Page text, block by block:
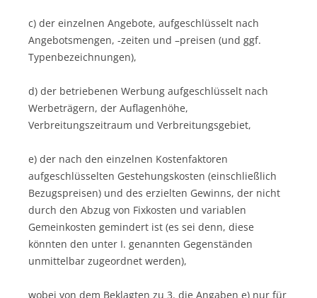
c) der einzelnen Angebote, aufgeschlüsselt nach
Angebotsmengen, -zeiten und –preisen (und ggf.
Typenbezeichnungen),
d) der betriebenen Werbung aufgeschlüsselt nach
Werbeträgern, der Auflagenhöhe,
Verbreitungszeitraum und Verbreitungsgebiet,
e) der nach den einzelnen Kostenfaktoren
aufgeschlüsselten Gestehungskosten (einschließlich
Bezugspreisen) und des erzielten Gewinns, der nicht
durch den Abzug von Fixkosten und variablen
Gemeinkosten gemindert ist (es sei denn, diese
könnten den unter I. genannten Gegenständen
unmittelbar zugeordnet werden),
wobei von dem Beklagten zu 3. die Angaben e) nur für